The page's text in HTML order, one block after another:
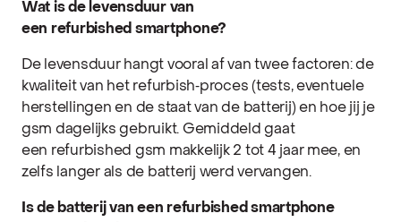
Wat is de levensduur van
een refurbished smartphone?
De levensduur hangt vooral af van twee factoren: de
kwaliteit van het refurbish‑proces (tests, eventuele
herstellingen en de staat van de batterij) en hoe jij je
gsm dagelijks gebruikt. Gemiddeld gaat
een refurbished gsm makkelijk 2 tot 4 jaar mee, en
zelfs langer als de batterij werd vervangen.
Is de batterij van een refurbished smartphone